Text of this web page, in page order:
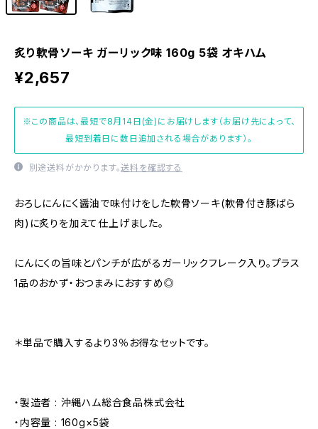
炙り軟骨ソーキ ガーリック味 160g 5袋 オキハム
¥2,657
※この商品は、最短で8月14日(金)にお届けします（お届け先によって、
最短到着日に数日追加される場合があります）。
別途送料がかかります。送料を確認する
おろしにんにく醤油で味付けをした軟骨ソーキ(軟骨付き豚ばら
肉)に炙りを加えて仕上げました。
にんにくの旨味とパンチが広がるガーリックフレーク入り。プラス
1品のおかず・おつまみにおすすめ◎
＊単品で購入するより3％お得なセットです。
・製造者 : 沖縄ハム総合食品株式会社
・内容量 : 160g×5袋